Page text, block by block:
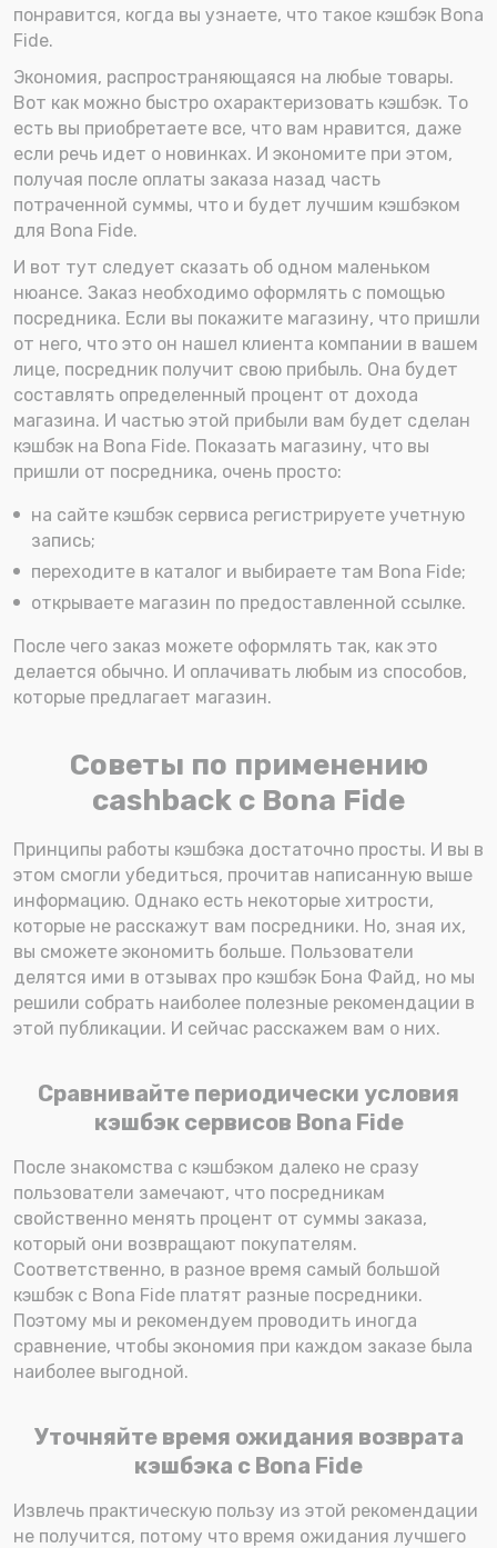
понравится, когда вы узнаете, что такое кэшбэк Bona
Fide.
Экономия, распространяющаяся на любые товары.
Вот как можно быстро охарактеризовать кэшбэк. То
есть вы приобретаете все, что вам нравится, даже
если речь идет о новинках. И экономите при этом,
получая после оплаты заказа назад часть
потраченной суммы, что и будет лучшим кэшбэком
для Bona Fide.
И вот тут следует сказать об одном маленьком
нюансе. Заказ необходимо оформлять с помощью
посредника. Если вы покажите магазину, что пришли
от него, что это он нашел клиента компании в вашем
лице, посредник получит свою прибыль. Она будет
составлять определенный процент от дохода
магазина. И частью этой прибыли вам будет сделан
кэшбэк на Bona Fide. Показать магазину, что вы
пришли от посредника, очень просто:
на сайте кэшбэк сервиса регистрируете учетную
запись;
переходите в каталог и выбираете там Bona Fide;
открываете магазин по предоставленной ссылке.
После чего заказ можете оформлять так, как это
делается обычно. И оплачивать любым из способов,
которые предлагает магазин.
Советы по применению
cashback с Bona Fide
Принципы работы кэшбэка достаточно просты. И вы в
этом смогли убедиться, прочитав написанную выше
информацию. Однако есть некоторые хитрости,
которые не расскажут вам посредники. Но, зная их,
вы сможете экономить больше. Пользователи
делятся ими в отзывах про кэшбэк Бона Файд, но мы
решили собрать наиболее полезные рекомендации в
этой публикации. И сейчас расскажем вам о них.
Сравнивайте периодически условия
кэшбэк сервисов Bona Fide
После знакомства с кэшбэком далеко не сразу
пользователи замечают, что посредникам
свойственно менять процент от суммы заказа,
который они возвращают покупателям.
Соответственно, в разное время самый большой
кэшбэк с Bona Fide платят разные посредники.
Поэтому мы и рекомендуем проводить иногда
сравнение, чтобы экономия при каждом заказе была
наиболее выгодной.
Уточняйте время ожидания возврата
кэшбэка с Bona Fide
Извлечь практическую пользу из этой рекомендации
не получится, потому что время ожидания лучшего